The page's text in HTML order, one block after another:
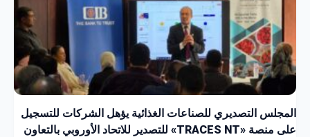
المجلس التصديري للصناعات الغذائية يؤهل الشركات للتسجيل
على منصة «TRACES NT» للتصدير للاتحاد الأوروبي بالتعاون